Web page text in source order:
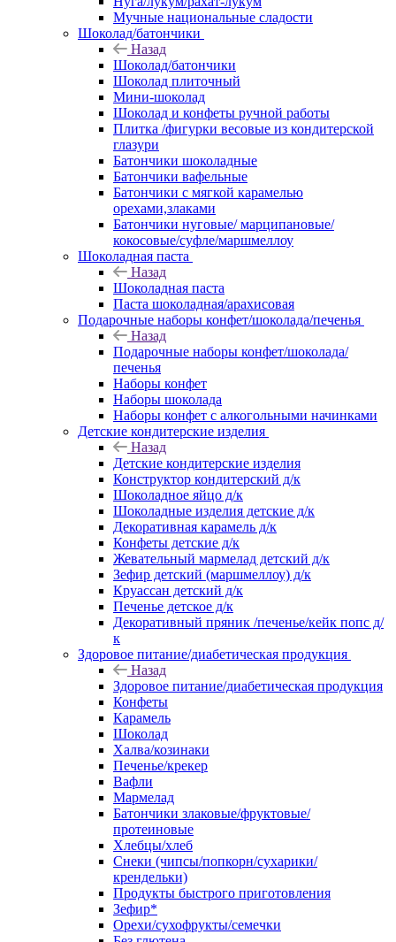
Мучные национальные сладости
Шоколад/батончики
Назад
Шоколад/батончики
Шоколад плиточный
Мини-шоколад
Шоколад и конфеты ручной работы
Плитка /фигурки весовые из кондитерской
глазури
Батончики шоколадные
Батончики вафельные
Батончики с мягкой карамелью
орехами,злаками
Батончики нуговые/ марципановые/
кокосовые/суфле/маршмеллоу
Шоколадная паста
Назад
Шоколадная паста
Паста шоколадная/арахисовая
Подарочные наборы конфет/шоколада/печенья
Назад
Подарочные наборы конфет/шоколада/
печенья
Наборы конфет
Наборы шоколада
Наборы конфет с алкогольными начинками
Детские кондитерские изделия
Назад
Детские кондитерские изделия
Конструктор кондитерский д/к
Шоколадное яйцо д/к
Шоколадные изделия детские д/к
Декоративная карамель д/к
Конфеты детские д/к
Жевательный мармелад детский д/к
Зефир детский (маршмеллоу) д/к
Круассан детский д/к
Печенье детское д/к
Декоративный пряник /печенье/кейк попс д/
к
Здоровое питание/диабетическая продукция
Назад
Здоровое питание/диабетическая продукция
Конфеты
Карамель
Шоколад
Халва/козинаки
Печенье/крекер
Вафли
Мармелад
Батончики злаковые/фруктовые/
протеиновые
Хлебцы/хлеб
Снеки (чипсы/попкорн/сухарики/
крендельки)
Продукты быстрого приготовления
Зефир*
Орехи/сухофрукты/семечки